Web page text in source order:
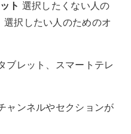
ト 選択したくない人の
択したい人のためのオ
レット、スマートテレ
ャンネルやセクションが